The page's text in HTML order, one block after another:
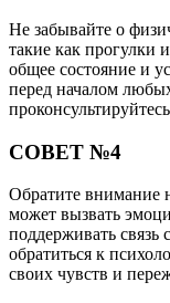
Не забывайте о
такие как прогулки
общее состояние и
перед началом
СОВЕТ №4
Обратите внимание
может вызвать
поддерживать связь
обратиться к
своих чувств и